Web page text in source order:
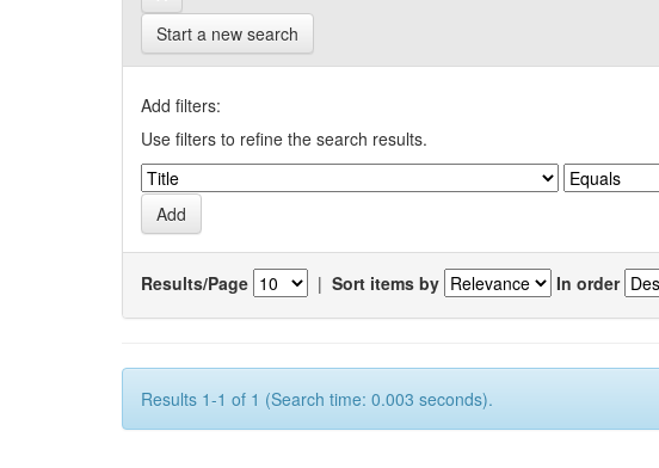
Start a new search
Add filters:
Use filters to refine the search results.
Results/Page | Sort items by In order
Results 1-1 of 1 (Search time: 0.003 seconds).